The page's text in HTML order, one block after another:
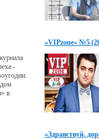
-
в
«VIPzone» №5
«Здравствуй,